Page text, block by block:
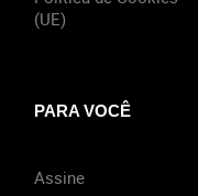
(UE)
PARA VOCÊ
Assine